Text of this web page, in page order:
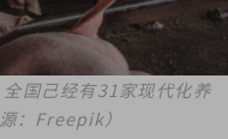
全国己经有31家现代化养
：Freepik）